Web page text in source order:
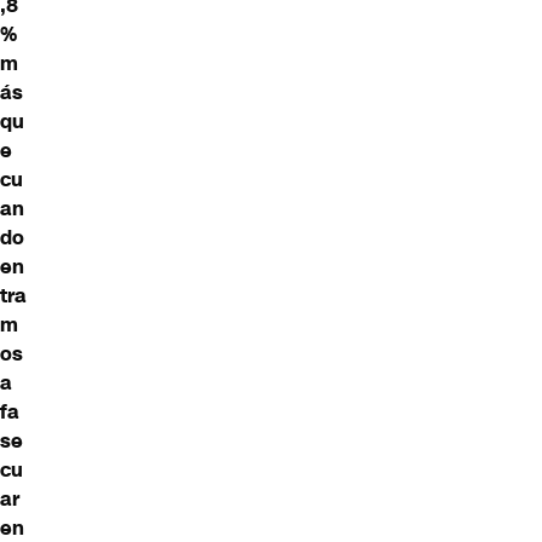
%
m
ás
qu
e
cu
an
do
en
tra
m
os
a
fa
se
cu
ar
en